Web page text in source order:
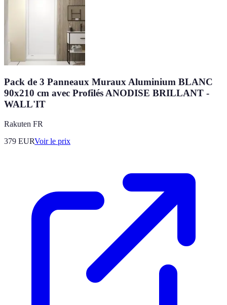
Pack de 3 Panneaux Muraux Aluminium BLANC
90x210 cm avec Profilés ANODISE BRILLANT -
WALL'IT
Rakuten FR
379 EURVoir le prix